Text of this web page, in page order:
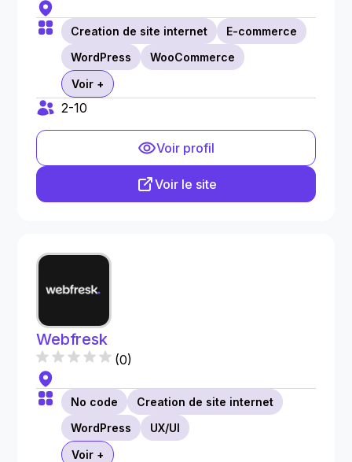
Creation de site internet
E-commerce
WordPress
WooCommerce
Voir +
2-10
Voir profil
Voir le site
Webfresk
(0)
No code
Creation de site internet
WordPress
UX/UI
Voir +